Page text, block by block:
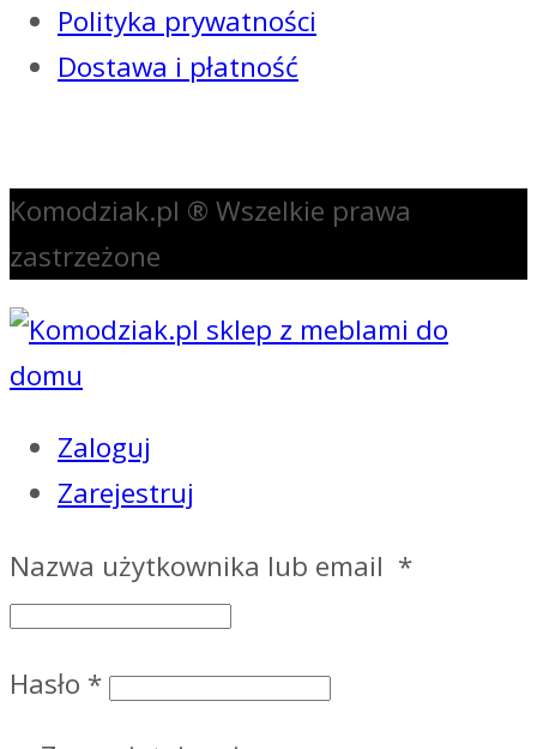
Polityka prywatności
Dostawa i płatność
Komodziak.pl ® Wszelkie prawa
zastrzeżone
Zaloguj
Zarejestruj
Nazwa użytkownika lub email *
Hasło *